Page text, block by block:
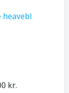
heavebl
kr.